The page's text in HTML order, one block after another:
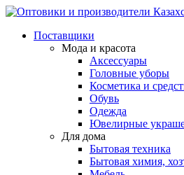
Поставщики
Мода и красота
Аксессуары
Головные уборы
Косметика и
Обувь
Одежда
Ювелирные
Для дома
Бытовая техника
Бытовая химия,